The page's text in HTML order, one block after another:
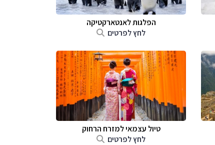
הפלגות לאנטארקטיקה
לחץ לפרטים
טיול עצמאי למזרח הרחוק
לחץ לפרטים